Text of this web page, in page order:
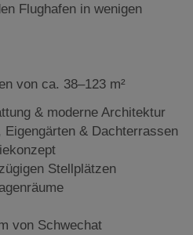
Flughafen in wenigen
von ca. 38–123 m²
& moderne Architektur
Eigengärten & Dachterrassen
Stellplätzen
von Schwechat